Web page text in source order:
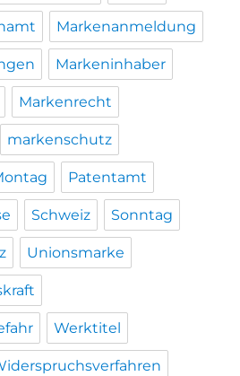
Markenanmeldung
Markeninhaber
Markenrecht
markenschutz
Patentamt
Schweiz Sonntag
Unionsmarke
Werktitel